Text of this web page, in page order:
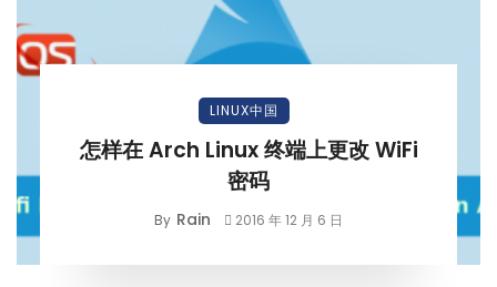
LINUX中国
怎样在 Arch Linux 终端上更改 WiFi
密码
By Rain 2016 年 12 月 6 日